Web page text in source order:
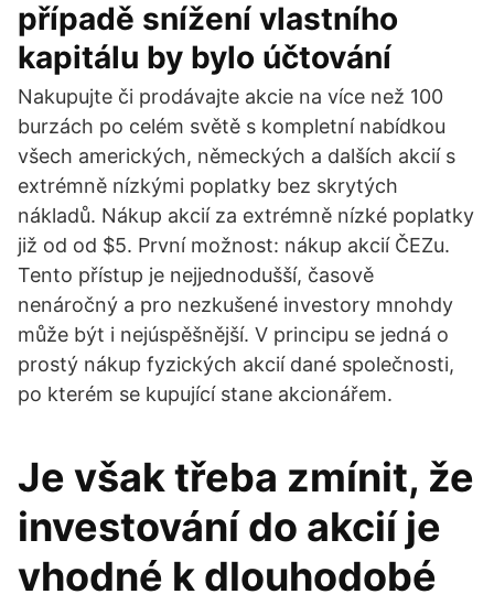
případě snížení vlastního
kapitálu by bylo účtování
Nakupujte či prodávajte akcie na více než 100
burzách po celém světě s kompletní nabídkou
všech amerických, německých a dalších akcií s
extrémně nízkými poplatky bez skrytých
nákladů. Nákup akcií za extrémně nízké poplatky
již od od $5. První možnost: nákup akcií ČEZu.
Tento přístup je nejjednodušší, časově
nenáročný a pro nezkušené investory mnohdy
může být i nejúspěšnější. V principu se jedná o
prostý nákup fyzických akcií dané společnosti,
po kterém se kupující stane akcionářem.
Je však třeba zmínit, že
investování do akcií je
vhodné k dlouhodobé